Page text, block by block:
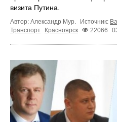
визита Путина.
Автор: Александр Мур. Источник:
Транспорт
Красноярск 22066